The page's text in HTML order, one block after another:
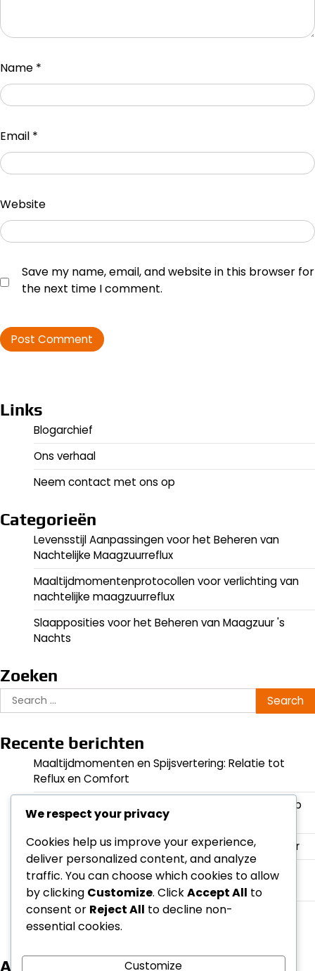
Name *
Email *
Website
Save my name, email, and website in this browser for
the next time I comment.
Links
Blogarchief
Ons verhaal
Neem contact met ons op
Categorieën
Levensstijl Aanpassingen voor het Beheren van
Nachtelijke Maagzuurreflux
Maaltijdmomentenprotocollen voor verlichting van
nachtelijke maagzuurreflux
Slaapposities voor het Beheren van Maagzuur 's
Nachts
Zoeken
Search
for:
Recente berichten
Maaltijdmomenten en Spijsvertering: Relatie tot
Reflux en Comfort
Maaltijdplanningstrategieën voor een betere slaap
bij nachtelijke maagzuur reflux
Slaappositie en GERD: Relatie, Symptomen, Beheer
Timing van Zware Maaltijden: Effecten op
Symptomen en Slaap
Beste Slaapposities voor Nachtelijke Maagzuur:
Aanbevelingen, Comfort, Verlichting
Archief
We respect your privacy
Cookies help us improve your experience,
deliver personalized content, and analyze
traffic. You can choose which cookies to allow
by clicking Customize. ClickAccept All to
consent or Reject All to decline non-
essential cookies.
Customize